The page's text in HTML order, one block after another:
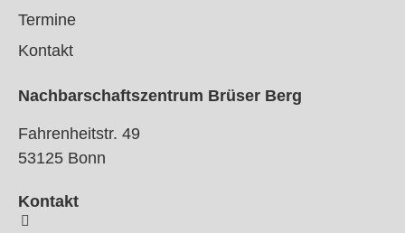
Termine
Kontakt
Nachbarschaftszentrum Brüser Berg
Fahrenheitstr. 49
53125 Bonn
Kontakt